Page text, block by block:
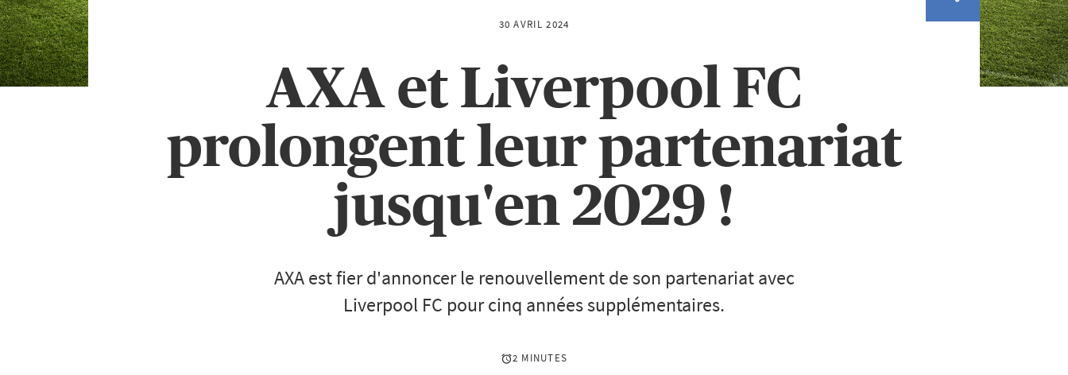
30 AVRIL 2024
AXA et Liverpool FC
prolongent leur partenariat
jusqu'en 2029 !
AXA est fier d'annoncer le renouvellement de son partenariat avec
Liverpool FC pour cinq années supplémentaires.
2 MINUTES